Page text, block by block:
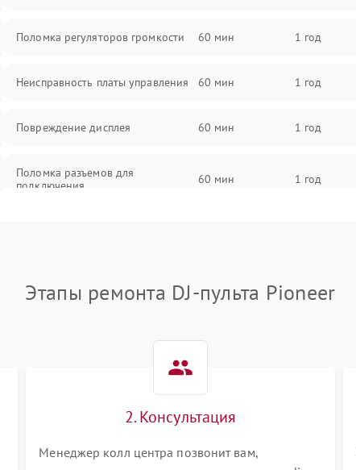
Поломка регуляторов громкости 60 мин 1 год
Неисправность платы управления 60 мин 1 год
Повреждение дисплея 60 мин 1 год
Поломка разъемов для
подключения
60 мин 1 год
Поломка системы автоматического
короткого замыкания
Этапы ремонта DJ-пульта Pioneer
2. Консультация
Менеджер колл центра позвонит вам,